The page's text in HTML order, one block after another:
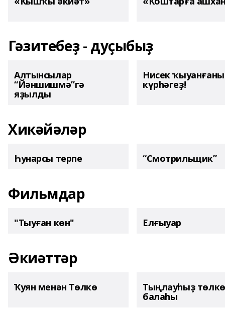
Гәзитебеҙ - дуҫыбыҙ
Алтынсылар
“Йәншишмә”гә
яҙылды
Нисек
күрһәгеҙ!
Хикәйәләр
Һунарсы терпе “Смотрильщик”
Фильмдар
"Тыуған көн" Елғыуар
Әкиәттәр
Ҡуян менән Төлкө Тыңлауһыҙ төлкө
балаһы